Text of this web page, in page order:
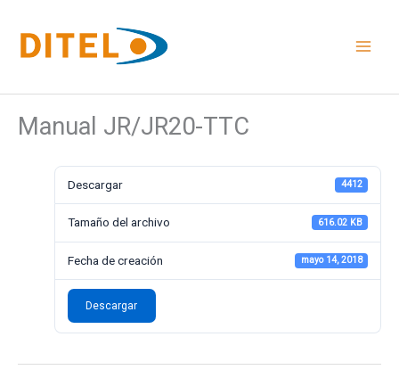
contenido
Manual JR/JR20-TTC
Descargar 4412
Tamaño del archivo 616.02 KB
Fecha de creación mayo 14, 2018
Descargar